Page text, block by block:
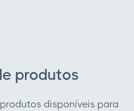
produtos
disponíveis para